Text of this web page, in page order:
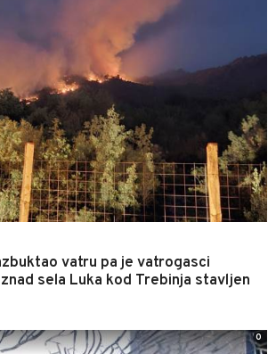
vatru pa je vatrogasci
sela Luka kod Trebinja stavljen
0